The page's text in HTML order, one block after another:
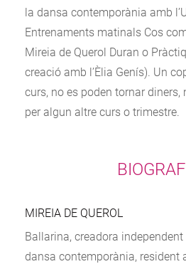
la dansa contemporània amb
Entrenaments matinals Cos
Mireia de Querol Duran o
creació amb l’Èlia Genís). Un
curs, no es poden tornar
per algun altre curs o trimestre.
MIREIA DE QUEROL
Ballarina, creadora
dansa contemporània, resident